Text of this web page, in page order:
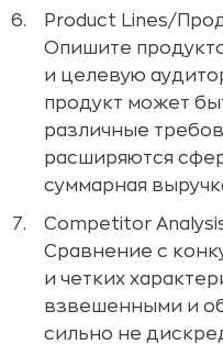
Product Lines/
Опишите
и целевую
продукт может
различные
расширяются
суммарная
Competitor
Сравнение с
и четких
взвешенными и
сильно не